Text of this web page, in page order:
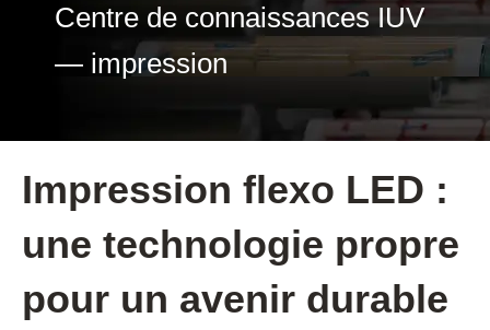
Centre de connaissances IUV
— impression
Impression flexo LED :
une technologie propre
pour un avenir durable